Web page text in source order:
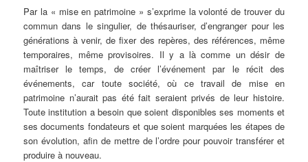
Par la « mise en patrimoine » s’exprime la volonté de trouver du
commun dans le singulier, de thésauriser, d’engranger pour les
générations à venir, de fixer des repères, des références, même
temporaires, même provisoires. Il y a là comme un désir de
maîtriser le temps, de créer l’événement par le récit des
événements, car toute société, où ce travail de mise en
patrimoine n’aurait pas été fait seraient privés de leur histoire.
Toute institution a besoin que soient disponibles ses moments et
ses documents fondateurs et que soient marquées les étapes de
son évolution, afin de mettre de l’ordre pour pouvoir transférer et
produire à nouveau.